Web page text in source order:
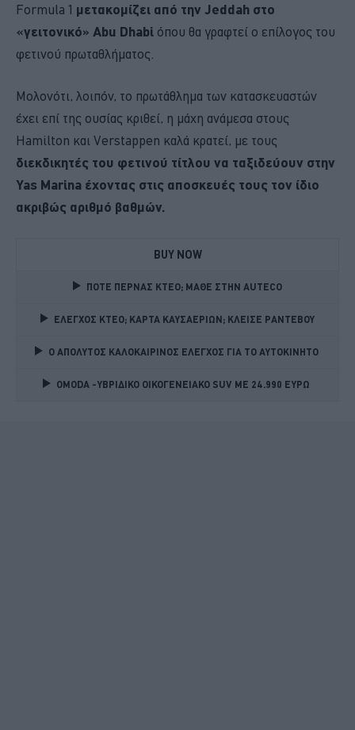
Formula 1 μετακομίζει από την Jeddah στο
«γειτονικό» Abu Dhabi όπου θα γραφτεί ο επίλογος του
φετινού πρωταθλήματος.
Μολονότι, λοιπόν, το πρωτάθλημα των κατασκευαστών
έχει επί της ουσίας κριθεί, η μάχη ανάμεσα στους
Hamilton και Verstappen καλά κρατεί, με τους
διεκδικητές του φετινού τίτλου να ταξιδεύουν στην
Yas Marina έχοντας στις αποσκευές τους τον ίδιο
ακριβώς αριθμό βαθμών.
BUY NOW
ΠΟΤΕ ΠΕΡΝΑΣ ΚΤΕΟ; ΜΑΘΕ ΣΤΗΝ ΑUTECO
ΕΛΕΓΧΟΣ ΚΤΕΟ; ΚΑΡΤΑ ΚΑΥΣΑΕΡΙΩΝ; ΚΛΕΙΣΕ ΡΑΝΤΕΒΟΥ
Ο ΑΠΟΛΥΤΟΣ ΚΑΛΟΚΑΙΡΙΝΟΣ ΕΛΕΓΧΟΣ ΓΙΑ ΤΟ ΑΥΤΟΚΙΝΗΤΟ
OMODA -ΥΒΡΙΔΙΚΟ ΟΙΚΟΓΕΝΕΙΑΚΟ SUV ME 24.990 ΕΥΡΩ